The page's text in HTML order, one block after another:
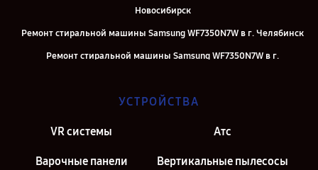
Новосибирск
Ремонт стиральной машины Samsung WF7350N7W в г. Челябинск
Ремонт стиральной машины Samsung WF7350N7W в г.
Ремонт стиральной машины Samsung WF7350N7W в г. Казань
УСТРОЙСТВА
VR системы Атс
Варочные панели Вертикальные пылесосы